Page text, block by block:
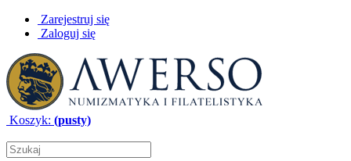
Zarejestruj się
Zaloguj się
Koszyk: (pusty)